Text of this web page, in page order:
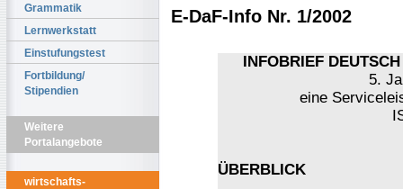
Grammatik
Lernwerkstatt
Einstufungstest
Fortbildung/
Stipendien
Weitere
Portalangebote
wirtschafts-
E-DaF-Info Nr. 1/2002
INFOBRIEF
5.
eine
ÜBERBLICK